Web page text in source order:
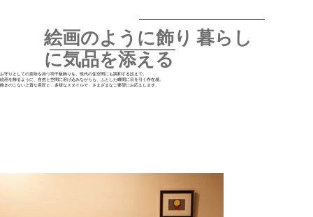
絵画のように飾り 暮らし
に気品を添える
お守りとしての意味を持つ羽子板飾りを、現代の住空間にも調和する設えで。
絵画を飾るように、自然と空間に溶け込みながらも、ふとした瞬間に目を引く存在感。
飽きのこない上質な意匠と、多様なスタイルで、さまざまなご要望にお応えします。